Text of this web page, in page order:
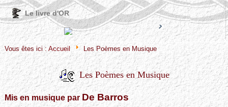
Le livre d'OR
© FreeJoomla! 3 Modules - by VinaGecko.com
Vous êtes ici :Accueil Les Poèmes en Musique
Les Poèmes en Musique
Mis en musique parDe Barros